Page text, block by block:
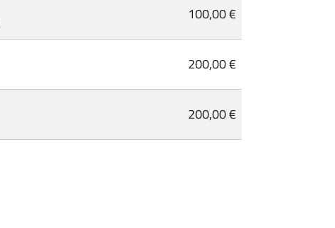
100,00 €
200,00 €
200,00 €